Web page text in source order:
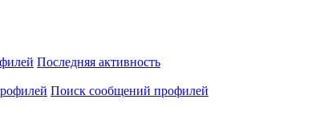
Последняя активность
Поиск сообщений профилей